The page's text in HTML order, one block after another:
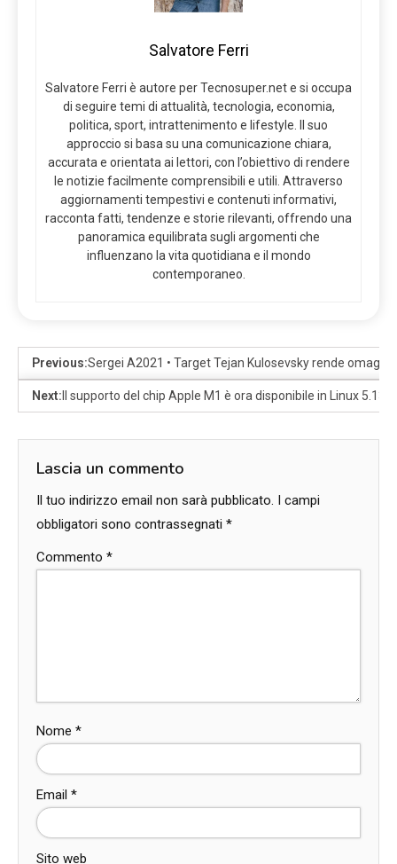
Salvatore Ferri
Salvatore Ferri è autore per Tecnosuper.net e si occupa
di seguire temi di attualità, tecnologia, economia,
politica, sport, intrattenimento e lifestyle. Il suo
approccio si basa su una comunicazione chiara,
accurata e orientata ai lettori, con l’obiettivo di rendere
le notizie facilmente comprensibili e utili. Attraverso
aggiornamenti tempestivi e contenuti informativi,
racconta fatti, tendenze e storie rilevanti, offrendo una
panoramica equilibrata sugli argomenti che
influenzano la vita quotidiana e il mondo
contemporaneo.
Previous:Sergei A2021 • Target Tejan Kulosevsky rende
Next: Il supporto del chip Apple M1 è ora disponibile in Linux
Lascia un commento
Il tuo indirizzo email non sarà pubblicato.
I campi
obbligatori sono contrassegnati *
Commento *
Nome *
Email *
Sito web